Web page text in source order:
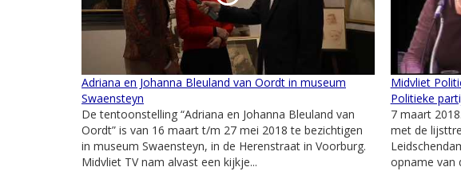
Adriana en Johanna Bleuland van Oordt in museum
Swaensteyn
De tentoonstelling “Adriana en Johanna Bleuland van
Oordt” is van 16 maart t/m 27 mei 2018 te bezichtigen
in museum Swaensteyn, in de Herenstraat in Voorburg.
Midvliet TV nam alvast een kijkje...
Midvliet
Politieke
7 maart
met de
opname van